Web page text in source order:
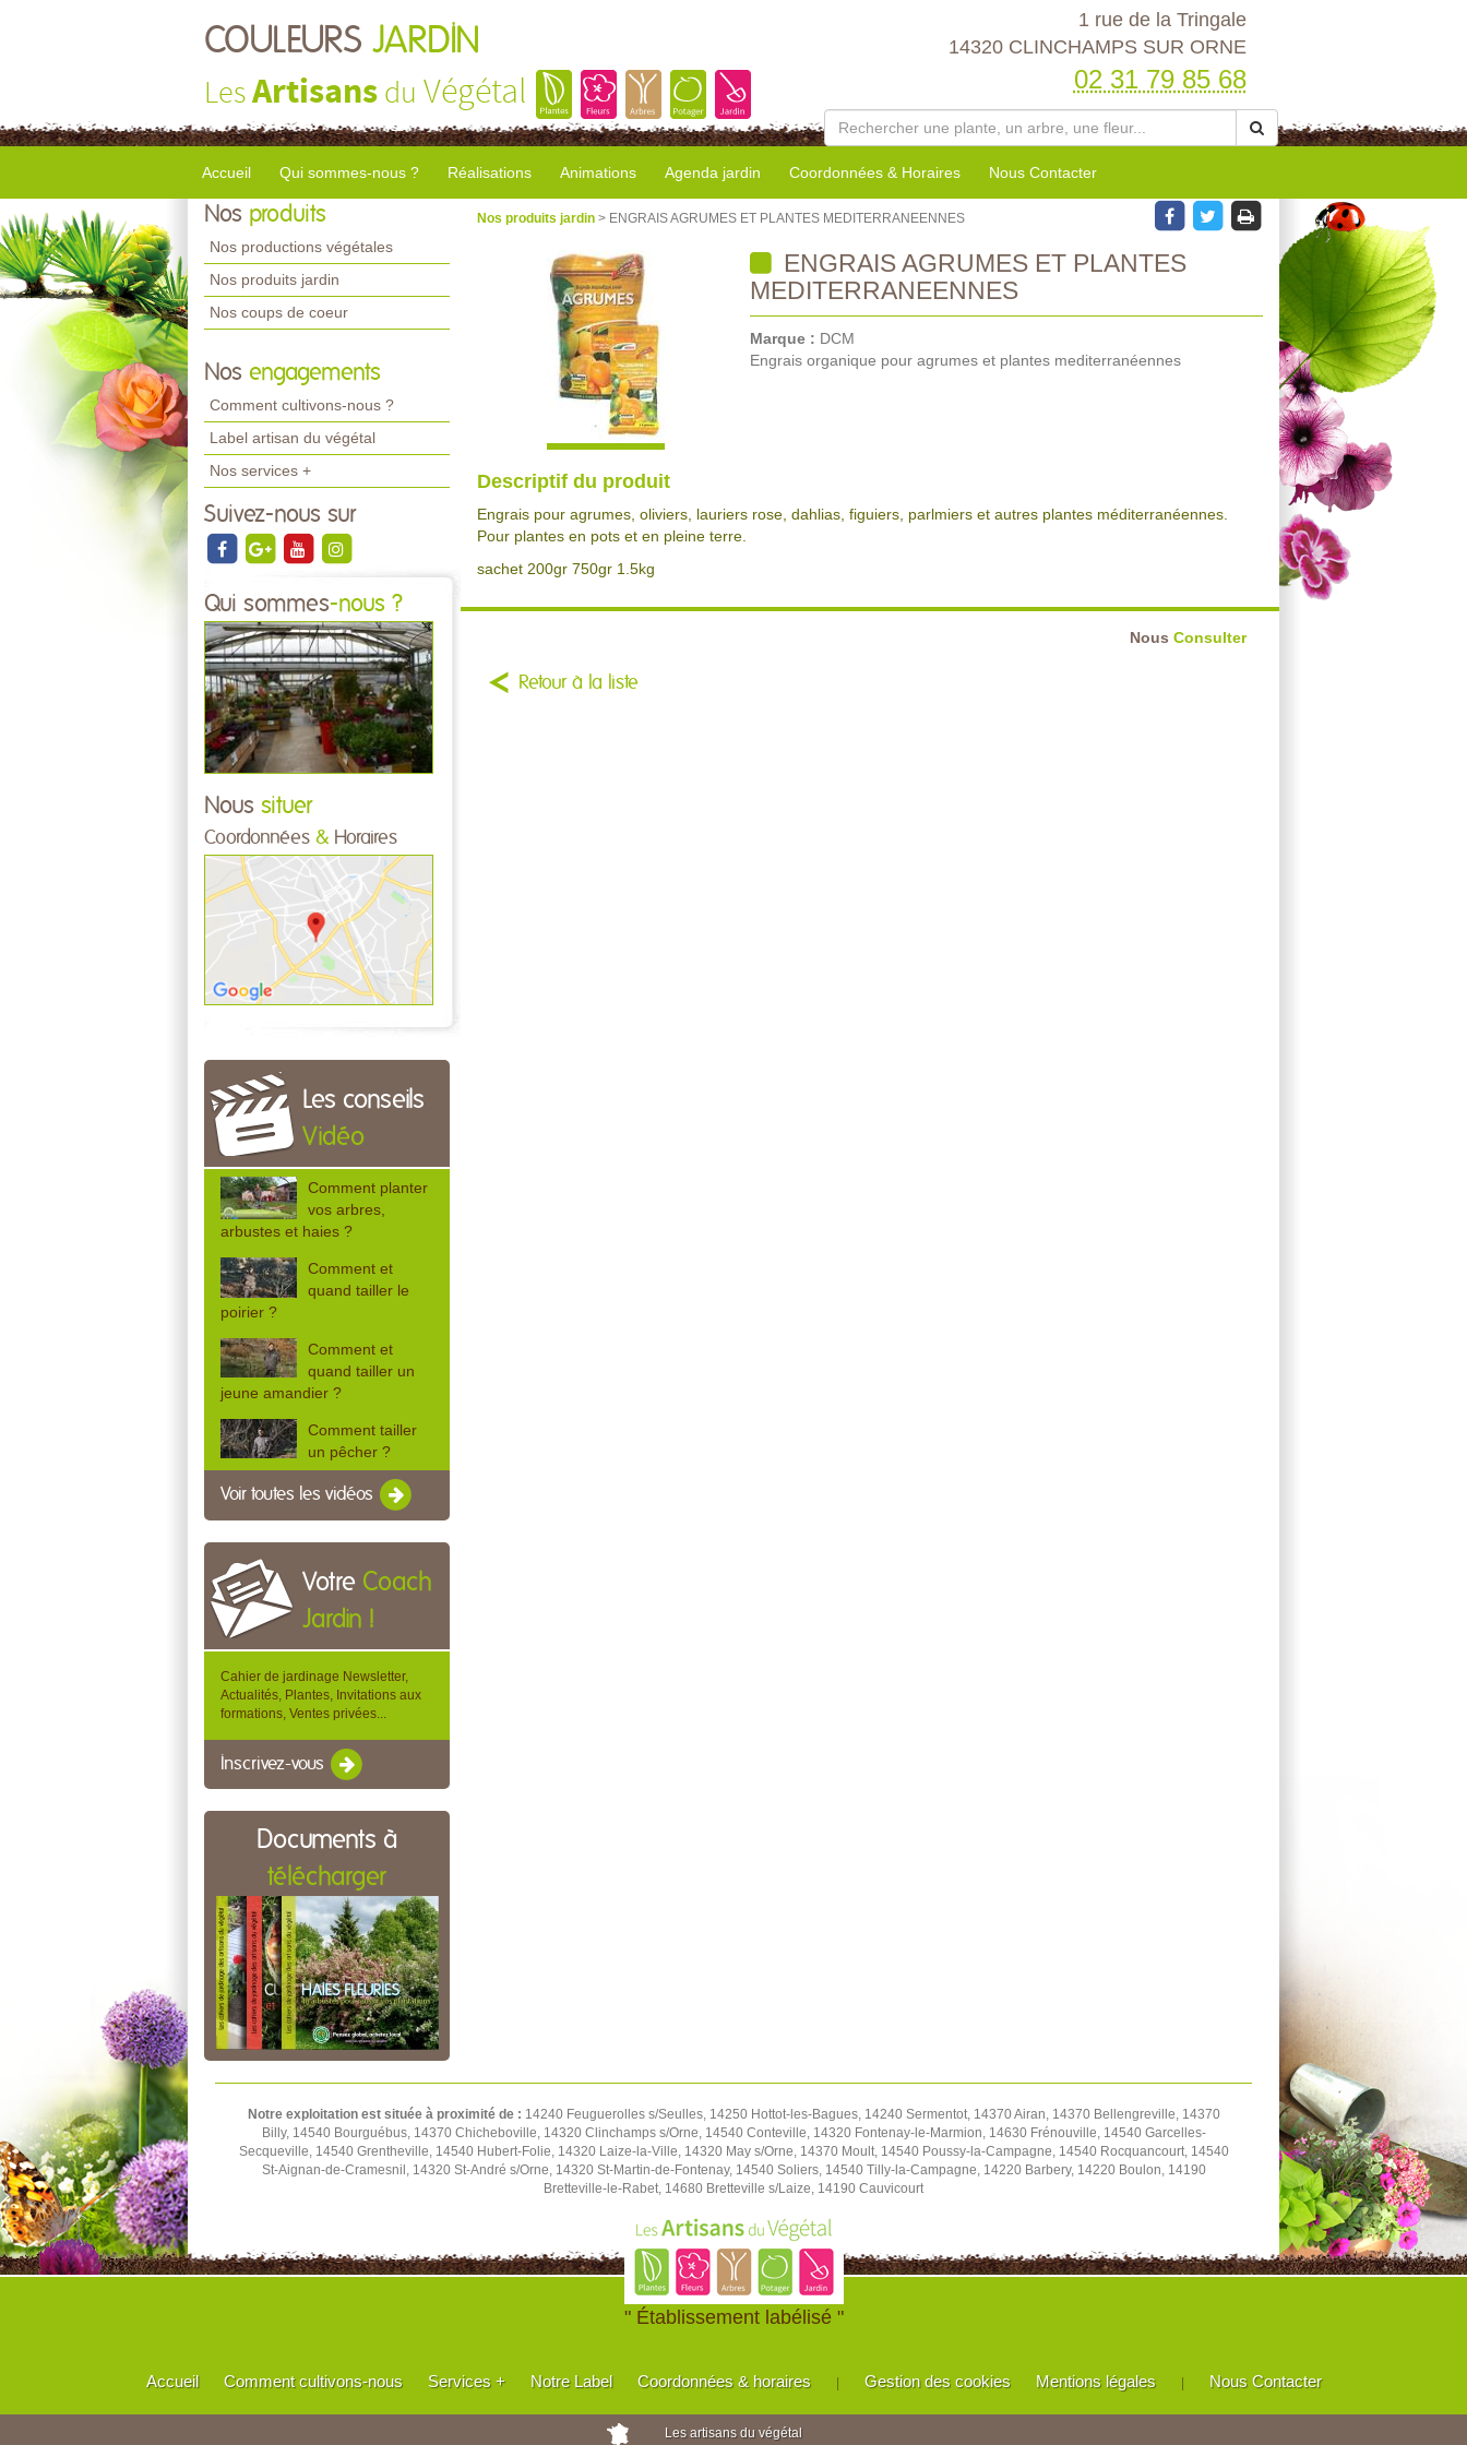
COULEURS JARDIN
LesArtisans du Végétal
1 rue de la Tringale
14320 CLINCHAMPS SUR ORNE
02 31 79 85 68
Accueil Qui sommes-nous ? Réalisations Animations Agenda jardin Coordonnées & Horaires Nous Contacter
Nos produits
Nos productions végétales
Nos produits jardin
Nos coups de coeur
Nos engagements
Comment cultivons-nous ?
Label artisan du végétal
Nos services +
Suivez-nous sur
Qui sommes-nous ?
Nous situer
Coordonnées & Horaires
Les conseils
Vidéo
Comment planter
vos arbres,
arbustes et haies ?
Comment et
quand tailler le
poirier ?
Comment et
quand tailler un
jeune amandier ?
Comment tailler
un pêcher ?
Voir toutes les vidéos
Votre Coach
Jardin !
Cahier de jardinage Newsletter,
Actualités, Plantes, Invitations aux
formations, Ventes privées...
Inscrivez-vous
Documents à
télécharger
Nos produits jardin > ENGRAIS AGRUMES ET PLANTES MEDITERRANEENNES
ENGRAIS AGRUMES ET PLANTES
MEDITERRANEENNES
Marque : DCM
Engrais organique pour agrumes et plantes mediterranéennes
Descriptif du produit
Engrais pour agrumes, oliviers, lauriers rose, dahlias, figuiers, parlmiers et autres plantes méditerranéennes.
Pour plantes en pots et en pleine terre.
sachet 200gr 750gr 1.5kg
Nous Consulter
Retour à la liste
Notre exploitation est située à proximité de : 14240 Feuguerolles s/Seulles, 14250 Hottot-les-Bagues, 14240 Sermentot, 14370 Airan, 14370 Bellengreville, 14370
Billy, 14540 Bourguébus, 14370 Chicheboville, 14320 Clinchamps s/Orne, 14540 Conteville, 14320 Fontenay-le-Marmion, 14630 Frénouville, 14540 Garcelles-
Secqueville, 14540 Grentheville, 14540 Hubert-Folie, 14320 Laize-la-Ville, 14320 May s/Orne, 14370 Moult, 14540 Poussy-la-Campagne, 14540 Rocquancourt, 14540
St-Aignan-de-Cramesnil, 14320 St-André s/Orne, 14320 St-Martin-de-Fontenay, 14540 Soliers, 14540 Tilly-la-Campagne, 14220 Barbery, 14220 Boulon, 14190
Bretteville-le-Rabet, 14680 Bretteville s/Laize, 14190 Cauvicourt
" Établissement labélisé "
Accueil Comment cultivons-nous Services + Notre Label Coordonnées & horaires Gestion des cookies Mentions légales Nous Contacter
Les artisans du végétal